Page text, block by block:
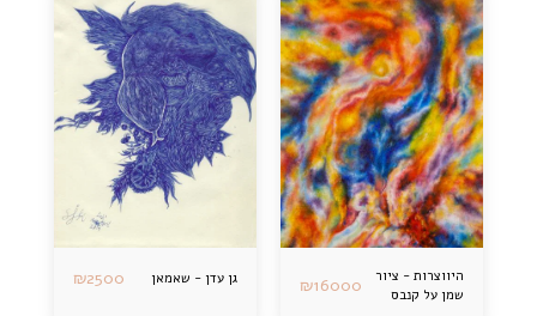
היווצרות - ציור
שמן על קנבס
₪16000 גן עדן - שאמאן ₪2500